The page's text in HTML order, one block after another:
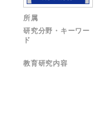
所属
研究分野・キーワー
ド
教育研究内容